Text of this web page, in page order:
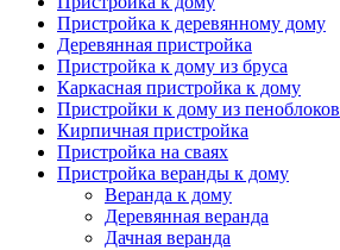
Пристройка к деревянному дому
Деревянная пристройка
Пристройка к дому из бруса
Каркасная пристройка к дому
Пристройки к дому из пеноблоков
Кирпичная пристройка
Пристройка на сваях
Пристройка веранды к дому
Веранда к дому
Деревянная веранда
Дачная веранда